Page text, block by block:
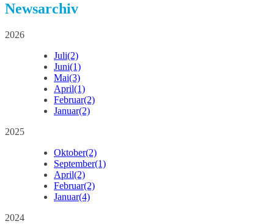
Newsarchiv
2026
Juli(2)
Juni(1)
Mai(3)
April(1)
Februar(2)
Januar(2)
2025
Oktober(2)
September(1)
April(2)
Februar(2)
Januar(4)
2024